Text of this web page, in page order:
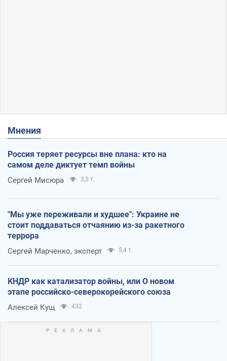
Мнения
Россия теряет ресурсы вне плана: кто на
самом деле диктует темп войны
Сергей Мисюра 3,5 т.
"Мы уже переживали и худшее": Украине не
стоит поддаваться отчаянию из-за ракетного
террора
Сергей Марченко, эксперт 5,4 т.
КНДР как катализатор войны, или О новом
этапе российско-северокорейского союза
Алексей Кущ 432